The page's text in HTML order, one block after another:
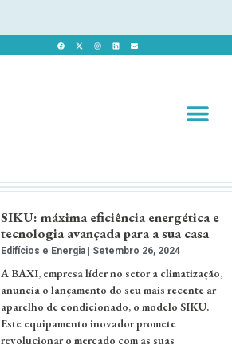
SIKU: máxima eficiência energética e
tecnologia avançada para a sua casa
Edifícios e Energia Setembro 26, 2024
A BAXI, empresa líder no setor a climatização,
anuncia o lançamento do seu mais recente ar
aparelho de condicionado, o modelo SIKU.
Este equipamento inovador promete
revolucionar o mercado com as suas